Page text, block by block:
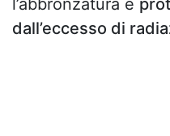
dall’eccesso di